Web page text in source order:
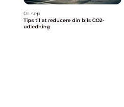
01. sep
Tips til at reducere din bils CO2-
udledning